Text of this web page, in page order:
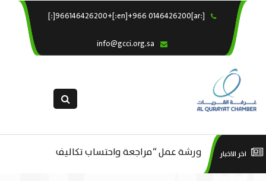
[:ar]966146426200+[:en]+966 0146426200[:] ×
خدماتنا
التقديم الالكترونى
اخر الاخبار ورشة عمل “مراجعة واحتساب تكاليف